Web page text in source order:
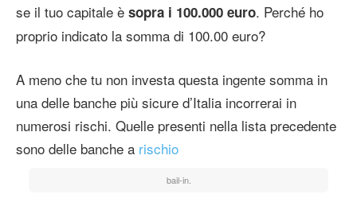
se il tuo capitale è sopra i 100.000 euro. Perché ho
proprio indicato la somma di 100.00 euro?
A meno che tu non investa questa ingente somma in
una delle banche più sicure d’Italia incorrerai in
numerosi rischi. Quelle presenti nella lista precedente
sono delle banche a rischio
bail-in.